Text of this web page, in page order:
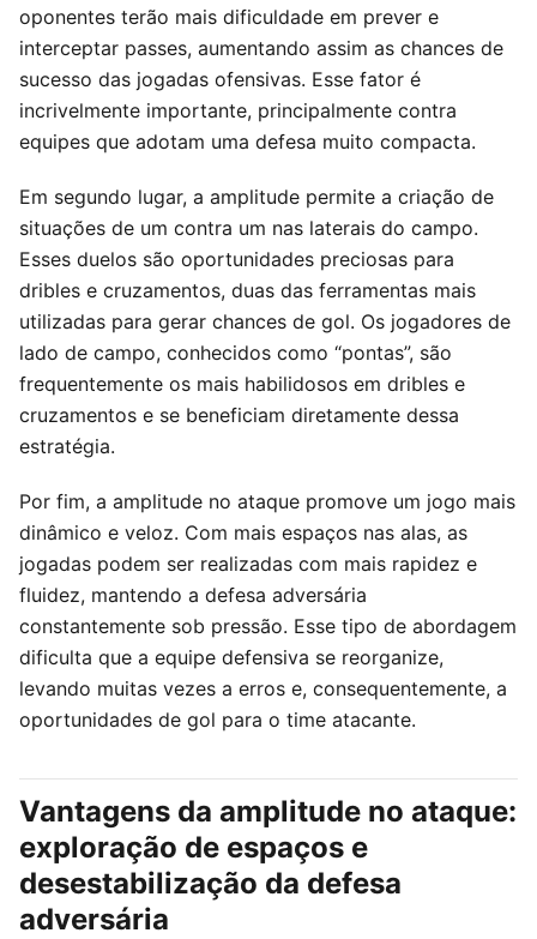
oponentes terão mais dificuldade em prever e
interceptar passes, aumentando assim as chances de
sucesso das jogadas ofensivas. Esse fator é
incrivelmente importante, principalmente contra
equipes que adotam uma defesa muito compacta.
Em segundo lugar, a amplitude permite a criação de
situações de um contra um nas laterais do campo.
Esses duelos são oportunidades preciosas para
dribles e cruzamentos, duas das ferramentas mais
utilizadas para gerar chances de gol. Os jogadores de
lado de campo, conhecidos como “pontas”, são
frequentemente os mais habilidosos em dribles e
cruzamentos e se beneficiam diretamente dessa
estratégia.
Por fim, a amplitude no ataque promove um jogo mais
dinâmico e veloz. Com mais espaços nas alas, as
jogadas podem ser realizadas com mais rapidez e
fluidez, mantendo a defesa adversária
constantemente sob pressão. Esse tipo de abordagem
dificulta que a equipe defensiva se reorganize,
levando muitas vezes a erros e, consequentemente, a
oportunidades de gol para o time atacante.
Vantagens da amplitude no ataque:
exploração de espaços e
desestabilização da defesa
adversária